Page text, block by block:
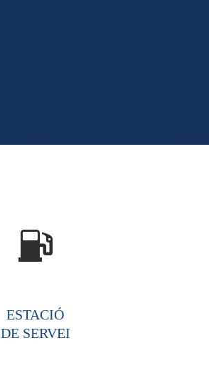
ESTACIÓ
DE SERVEI